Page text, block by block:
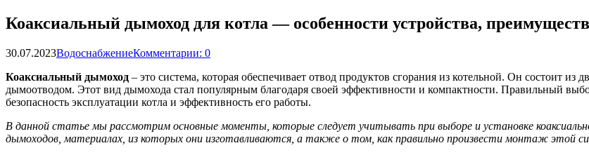
Коаксиальный дымоход для котла — особенности устройства,
30.07.2023ВодоснабжениеКомментарии: 0
Коаксиальный дымоход – это система, которая обеспечивает отвод продуктов сгорания из котельной. Он состоит из
дымоотводом. Этот вид дымохода стал популярным благодаря своей эффективности и компактности. Правильный
безопасность эксплуатации котла и эффективность его работы.
В данной статье мы рассмотрим основные моменты, которые следует учитывать при выборе и установке
дымоходов, материалах, из которых они изготавливаются, а также о том, как правильно произвести монтаж этой